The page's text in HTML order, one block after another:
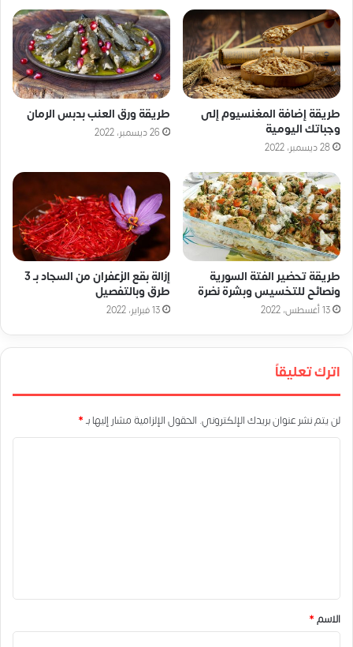
طريقة إضافة المغنسيوم إلى
وجباتك اليومية
28 ديسمبر، 2022
طريقة ورق العنب بدبس الرمان
26 ديسمبر، 2022
طريقة تحضير الفتة السورية
ونصائح للتخسيس وبشرة نضرة
13 أغسطس، 2022
إزالة بقع الزعفران من السجاد بـ 3
طرق وبالتفصيل
13 فبراير، 2022
اترك تعليقاً
لن يتم نشر عنوان بريدك الإلكتروني. الحقول الإلزامية مشار إليها بـ*
*
الاسم*